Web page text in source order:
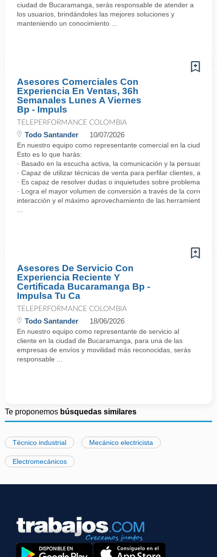
ciudad de Bucaramanga, serás responsable de atender a
los usuarios, brindándoles las mejores soluciones y
manteniendo un conocimiento ...
Asesores Comerciales Con
Experiencia En Ventas, 36h
Semanales Lunes A Viernes
Bp - Impuls
TELEPERFORMANCE COLOMBIA
Todo Santander 10/07/2026
En nuestro equipo como representante comercial en la ciudad
Esto es lo que harás:
· Basado en la escucha activa, la comunicación y la
· Capaz de utilizar técnicas de venta para perfilar clientes,
· Es capaz de resolver dudas o inquietudes sobre problemas
· Logra el mayor volumen de conversión a través de la correcta
interacción y el máximo aprovechamiento de las herramientas a
Asesores De Servicio Con
Experiencia Reciente Y
Certificada Bucaramanga Bp -
Impulsa Tu Ca
TELEPERFORMANCE COLOMBIA
Todo Santander 18/06/2026
En nuestro equipo como representante de servicio al
cliente en la ciudad de Bucaramanga, para una de las
empresas de envíos y movilidad más reconocidas, serás
responsable ...
Te proponemos búsquedas similares
Técnico industrial Mecánico electricista
Electromecánicos